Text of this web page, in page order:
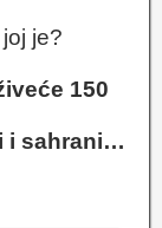
je?
150
i sahrani…